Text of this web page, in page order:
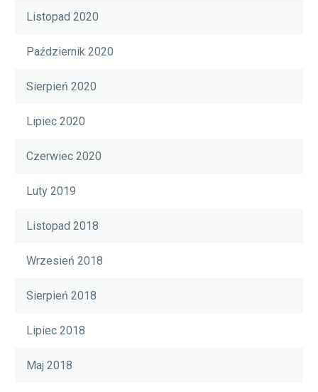
Listopad 2020
Październik 2020
Sierpień 2020
Lipiec 2020
Czerwiec 2020
Luty 2019
Listopad 2018
Wrzesień 2018
Sierpień 2018
Lipiec 2018
Maj 2018